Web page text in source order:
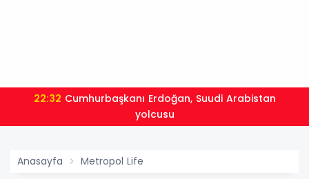
22:32
yolcusu
Anasayfa Metropol Life